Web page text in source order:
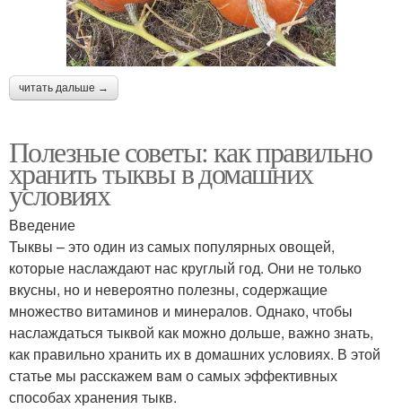
читать дальше →
Полезные советы: как правильно
хранить тыквы в домашних
условиях
Введение
Тыквы – это один из самых популярных овощей,
которые наслаждают нас круглый год. Они не только
вкусны, но и невероятно полезны, содержащие
множество витаминов и минералов. Однако, чтобы
наслаждаться тыквой как можно дольше, важно знать,
как правильно хранить их в домашних условиях. В этой
статье мы расскажем вам о самых эффективных
способах хранения тыкв.